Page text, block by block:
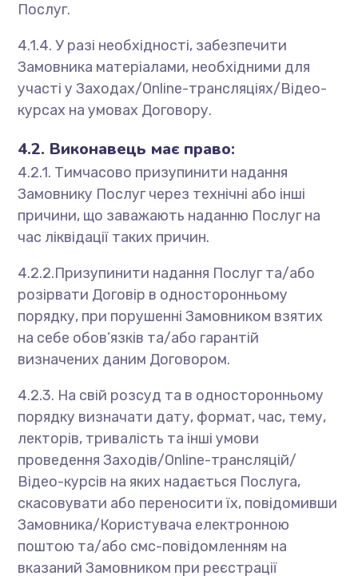
Послуг.
4.1.4. У разі необхідності, забезпечити
Замовника матеріалами, необхідними для
участі у Заходах/Online-трансляціях/Відео-
курсах на умовах Договору.
4.2. Виконавець має право:
4.2.1. Тимчасово призупинити надання
Замовнику Послуг через технічні або інші
причини, що заважають наданню Послуг на
час ліквідації таких причин.
4.2.2.Призупинити надання Послуг та/або
розірвати Договір в односторонньому
порядку, при порушенні Замовником взятих
на себе обов’язків та/або гарантій
визначених даним Договором.
4.2.3. На свій розсуд та в односторонньому
порядку визначати дату, формат, час, тему,
лекторів, тривалість та інші умови
проведення Заходів/Online-трансляцій/
Відео-курсів на яких надається Послуга,
скасовувати або переносити їх, повідомивши
Замовника/Користувача електронною
поштою та/або смс-повідомленням на
вказаний Замовником при реєстрації